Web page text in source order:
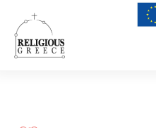
main
content